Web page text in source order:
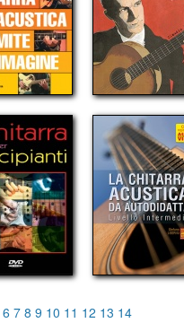
6 7 8 9 10 11 12 13 14